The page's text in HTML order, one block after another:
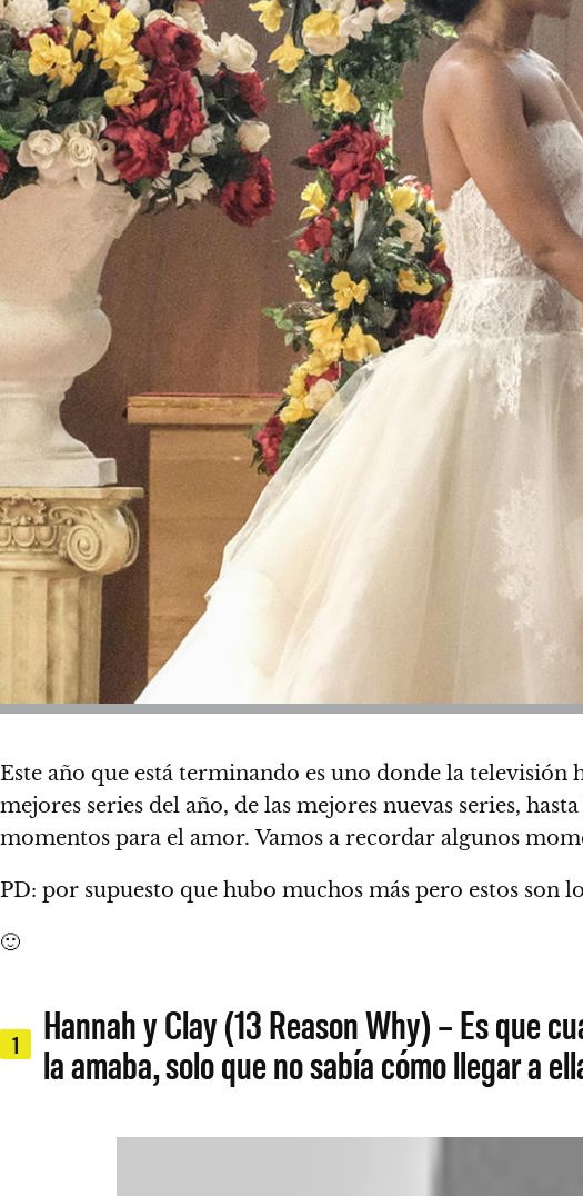
Este año que está terminando es uno donde la
mejores series del año, de las mejores nuevas series,
momentos para el amor. Vamos a recordar algunos
PD: por supuesto que hubo muchos más pero estos son
🙂
1
Hannah y Clay (13 Reason Why) – Es que
la amaba, solo que no sabía cómo llegar a